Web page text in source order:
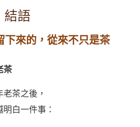
結語
下來的，從來不只是茶
茶
茶之後，
白一件事：